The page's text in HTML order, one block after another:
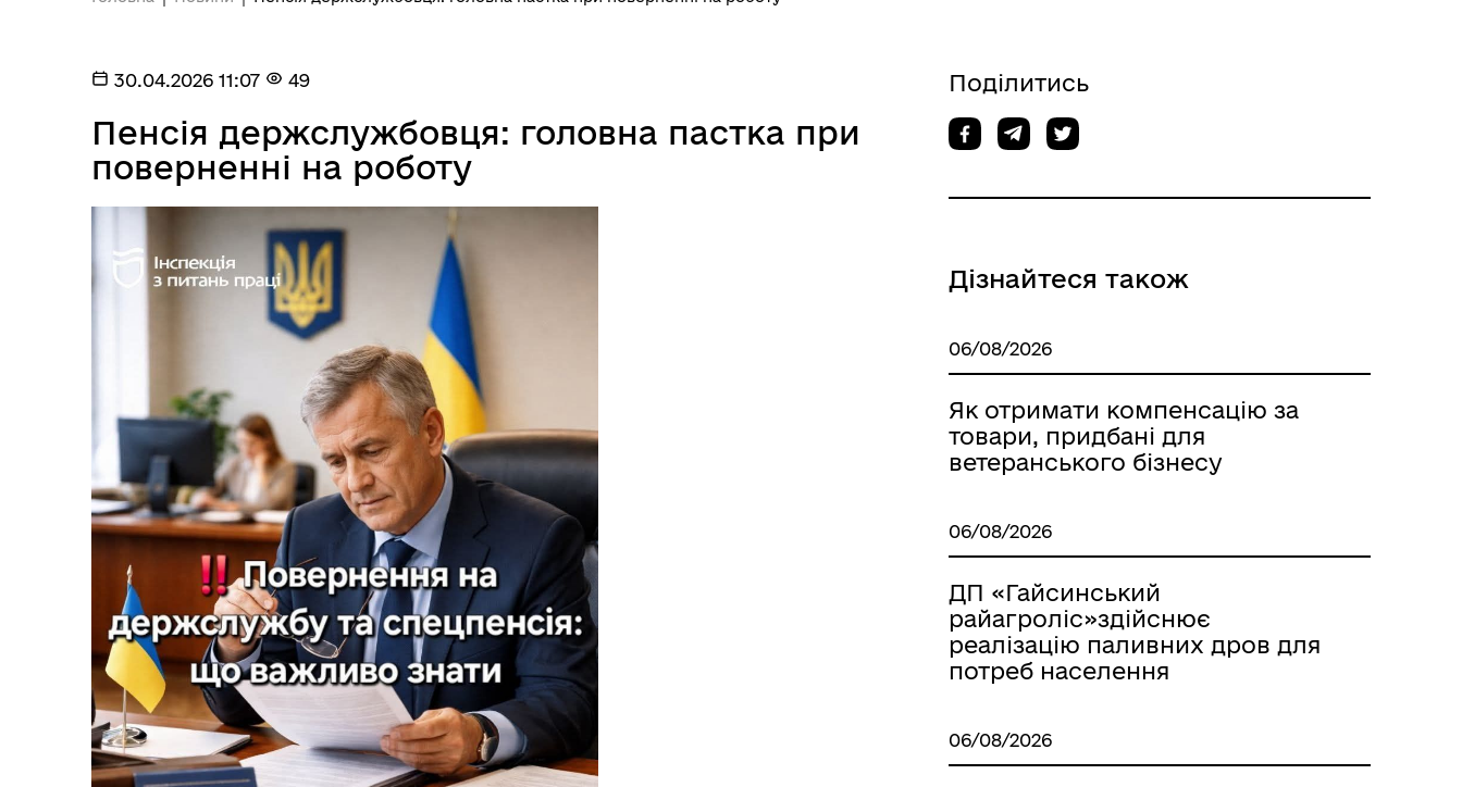
Посилання на державні
інформаційні ресурси
Ветеранська політика
громади
Послуги державної раєстрації
30.04.2026 11:07 49
Пенсія держслужбовця: головна пастка при
поверненні на роботу
Поділитись
Дізнайтеся також
06/08/2026
Як отримати компенсацію за
товари, придбані для
ветеранського бізнесу
06/08/2026
ДП «Гайсинський
райагроліс»здійснює
реалізацію паливних дров для
потреб населення
06/08/2026